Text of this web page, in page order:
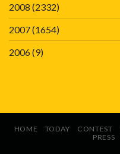
2008 (2332)
2007(1654)
2006(9)
HOME TODAY CONTEST
PRESS